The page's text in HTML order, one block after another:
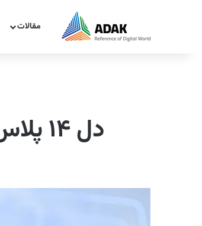
مقالات
دل ۱۴ پلاس با WiFi 7، Ryzen AI و گرافیک RDNA3 معرفی شد